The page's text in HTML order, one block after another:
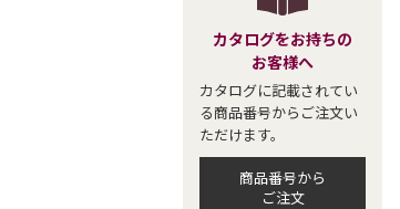
カタログをお持ちの
お客様へ
カタログに記載されてい
る商品番号からご注文い
ただけます。
商品番号から
ご注文